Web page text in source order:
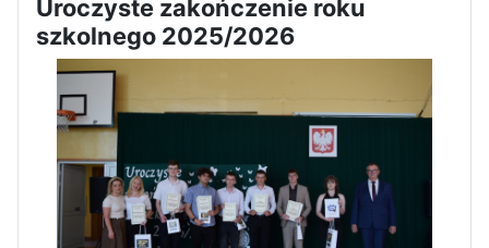
Zawody Sportowo – Obronne
klas OPW
Uroczyste zakończenie roku
szkolnego 2025/2026